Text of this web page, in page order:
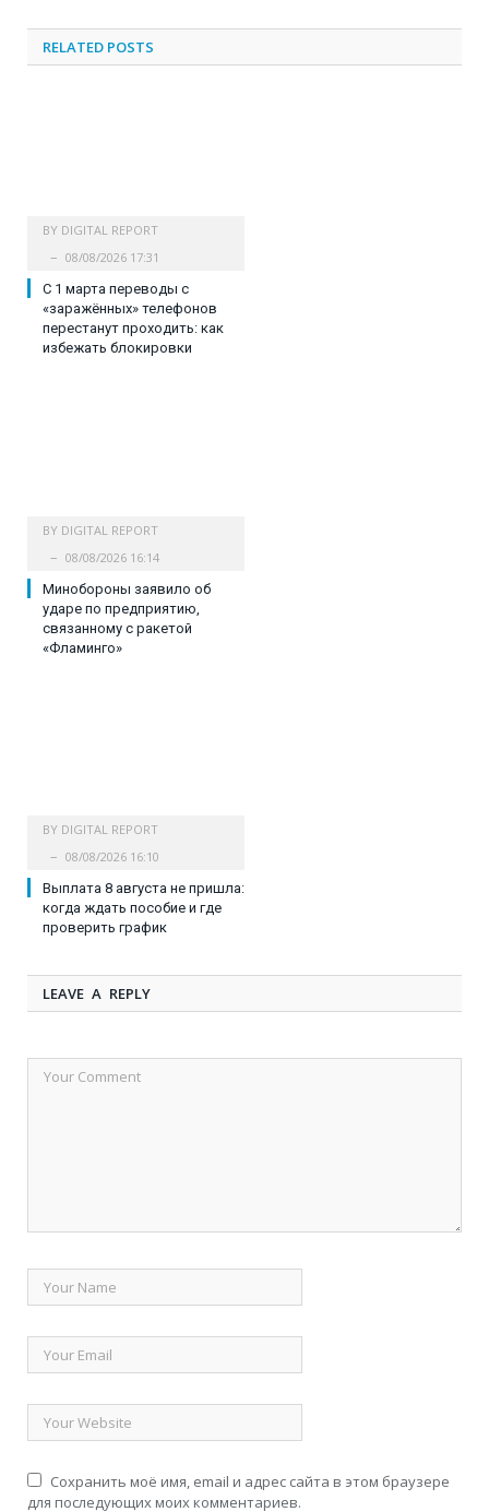
RELATED POSTS
BY DIGITAL REPORT
08/08/2026 17:31
С 1 марта переводы с
«заражённых» телефонов
перестанут проходить: как
избежать блокировки
BY DIGITAL REPORT
08/08/2026 16:14
Минобороны заявило об
ударе по предприятию,
связанному с ракетой
«Фламинго»
BY DIGITAL REPORT
08/08/2026 16:10
Выплата 8 августа не пришла:
когда ждать пособие и где
проверить график
LEAVE A REPLY
Сохранить моё имя, email и адрес сайта в этом браузере
для последующих моих комментариев.